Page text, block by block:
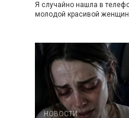
Я случайно нашла в
молодой красивой
НОВОСТИ